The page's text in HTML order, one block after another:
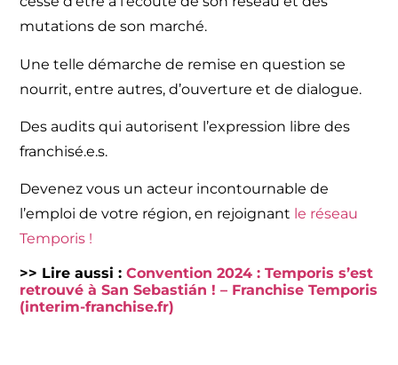
mutations de son marché.
Une telle démarche de remise en question se
nourrit, entre autres, d’ouverture et de dialogue.
Des audits qui autorisent l’expression libre des
franchisé.e.s.
Devenez vous un acteur incontournable de
l’emploi de votre région, en rejoignant le réseau
Temporis !
>> Lire aussi :Convention 2024 : Temporis s’est
retrouvé à San Sebastián ! – Franchise Temporis
(interim-franchise.fr)